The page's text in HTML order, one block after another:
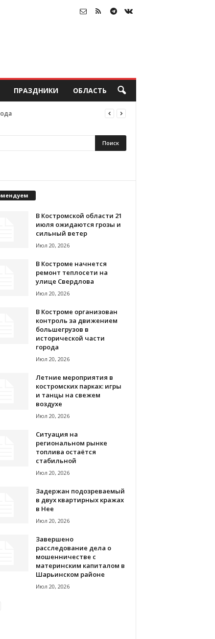
ПРАЗДНИКИ ОБЛАСТЬ
В Костромской области 21
июля ожидаются грозы и
сильный ветер
Июл 20, 2026
В Костроме начнется
ремонт теплосети на
улице Свердлова
Июл 20, 2026
В Костроме организован
контроль за движением
большегрузов в
исторической части
города
Июл 20, 2026
Летние мероприятия в
костромских парках: игры
и танцы на свежем
воздухе
Июл 20, 2026
Ситуация на
региональном рынке
топлива остаётся
стабильной
Июл 20, 2026
Задержан подозреваемый
в двух квартирных кражах
в Нее
Июл 20, 2026
Завершено
расследование дела о
мошенничестве с
материнским капиталом в
Шарьинском районе
Июл 20, 2026